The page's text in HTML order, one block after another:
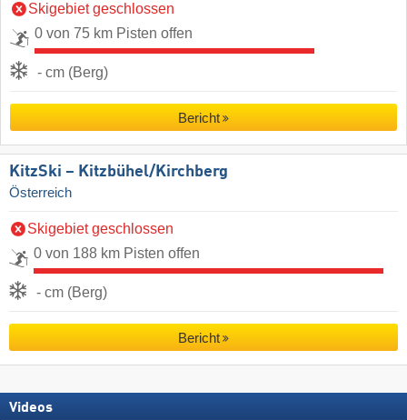
Skigebiet geschlossen
0 von 75 km Pisten offen
- cm (Berg)
Bericht
KitzSki – Kitzbühel/​Kirchberg
Österreich
Skigebiet geschlossen
0 von 188 km Pisten offen
- cm (Berg)
Bericht
Videos